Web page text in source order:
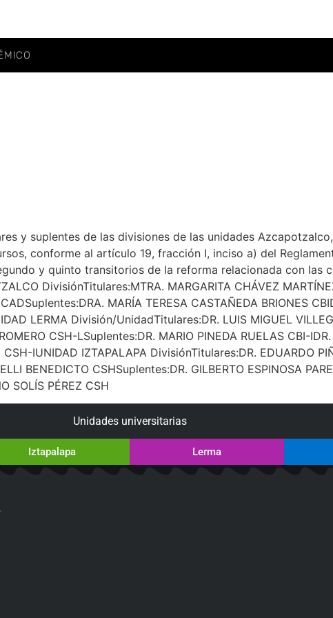
y suplentes de las divisiones de las unidades
conforme al artículo 19, fracción I, inciso a) del
y quinto transitorios de la reforma relacionada con las
DivisiónTitulares:MTRA. MARGARITA CHÁVEZ
MARÍA TERESA CASTAÑEDA BRIONES
LERMA División/UnidadTitulares:DR. LUIS MIGUEL
CSH-LSuplentes:DR. MARIO PINEDA RUELAS CBI-
IUNIDAD IZTAPALAPA DivisiónTitulares:DR. EDUARDO
BENEDICTO CSHSuplentes:DR. GILBERTO ESPINOSA
SOLÍS PÉREZ CSH
Unidades universitarias
Iztapalapa Lerma